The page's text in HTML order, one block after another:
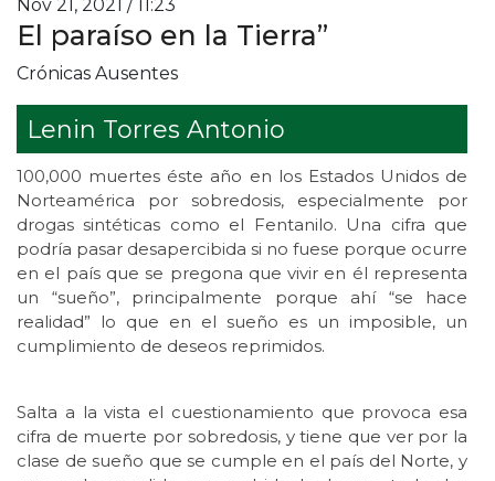
Nov 21, 2021 / 11:23
El paraíso en la Tierra”
Crónicas Ausentes
Lenin Torres Antonio
100,000 muertes éste año en los Estados Unidos de
Norteamérica por sobredosis, especialmente por
drogas sintéticas como el Fentanilo. Una cifra que
podría pasar desapercibida si no fuese porque ocurre
en el país que se pregona que vivir en él representa
un “sueño”, principalmente porque ahí “se hace
realidad” lo que en el sueño es un imposible, un
cumplimiento de deseos reprimidos.
Salta a la vista el cuestionamiento que provoca esa
cifra de muerte por sobredosis, y tiene que ver por la
clase de sueño que se cumple en el país del Norte, y